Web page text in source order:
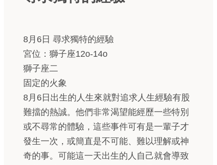
8月6日 尋求獨特的經驗
宮位：獅子座12o-14o
獅子座二
固定的火象
8月6日出生的人生來就對追求人生經驗有股
難擋的熱誠。他們非常渴望能經歷一些特別
或不尋常的體驗，這些事件可有是一輩子才
發生一次，或簡直是不可能、難以理解或神
奇的事。可能這一天出生的人自己就會導致